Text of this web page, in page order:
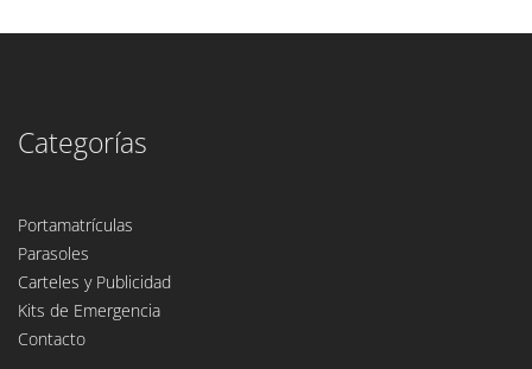
Categorías
Portamatrículas
Parasoles
Carteles y Publicidad
Kits de Emergencia
Contacto